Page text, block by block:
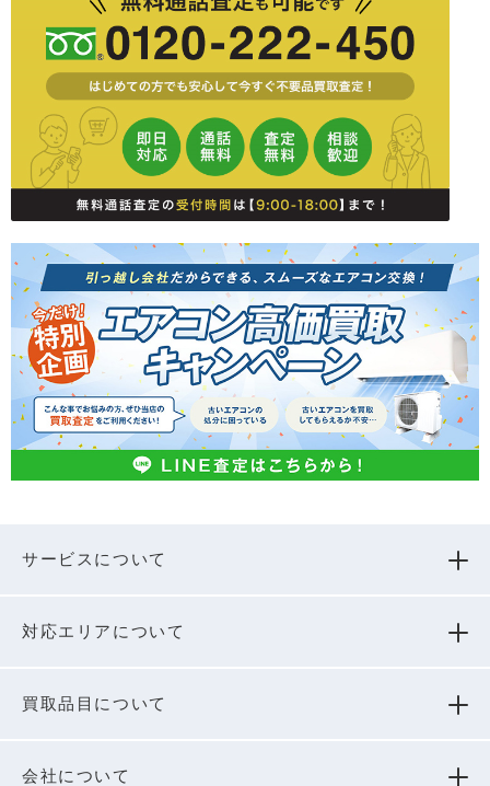
サービスについて
対応エリアについて
買取品⽬について
会社について